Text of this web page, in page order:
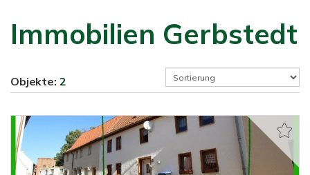
Immobilien Gerbstedt
Objekte: 2